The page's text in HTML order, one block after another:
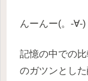
んーんー(。-∀-
記憶の中での
のガツンとし